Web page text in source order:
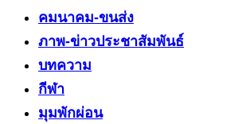
คมนาคม-ขนส่ง
ภาพ-ข่าวประชาสัมพันธ์
บทความ
กีฬา
มุมพักผ่อน